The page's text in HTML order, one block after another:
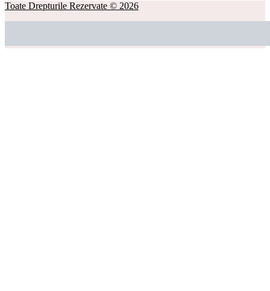
Toate Drepturile Rezervate © 2026